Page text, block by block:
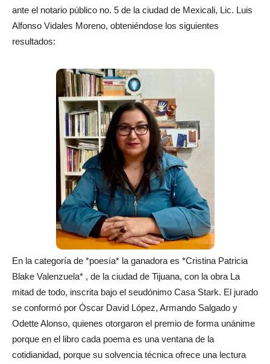
ante el notario público no. 5 de la ciudad de Mexicali, Lic. Luis
Alfonso Vidales Moreno, obteniéndose los siguientes
resultados:
En la categoría de *poesía* la ganadora es *Cristina Patricia
Blake Valenzuela* , de la ciudad de Tijuana, con la obra La
mitad de todo, inscrita bajo el seudónimo Casa Stark. El jurado
se conformó por Óscar David López, Armando Salgado y
Odette Alonso, quienes otorgaron el premio de forma unánime
porque en el libro cada poema es una ventana de la
cotidianidad, porque su solvencia técnica ofrece una lectura